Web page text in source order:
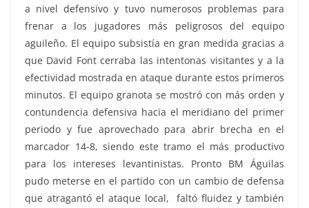
a nivel defensivo y tuvo numerosos problemas para
frenar a los jugadores más peligrosos del equipo
aguileño. El equipo subsistía en gran medida gracias a
que David Font cerraba las intentonas visitantes y a la
efectividad mostrada en ataque durante estos primeros
minutos. El equipo granota se mostró con más orden y
contundencia defensiva hacia el meridiano del primer
periodo y fue aprovechado para abrir brecha en el
marcador 14-8, siendo este tramo el más productivo
para los intereses levantinistas. Pronto BM Águilas
pudo meterse en el partido con un cambio de defensa
que atragantó el ataque local, faltó fluidez y también